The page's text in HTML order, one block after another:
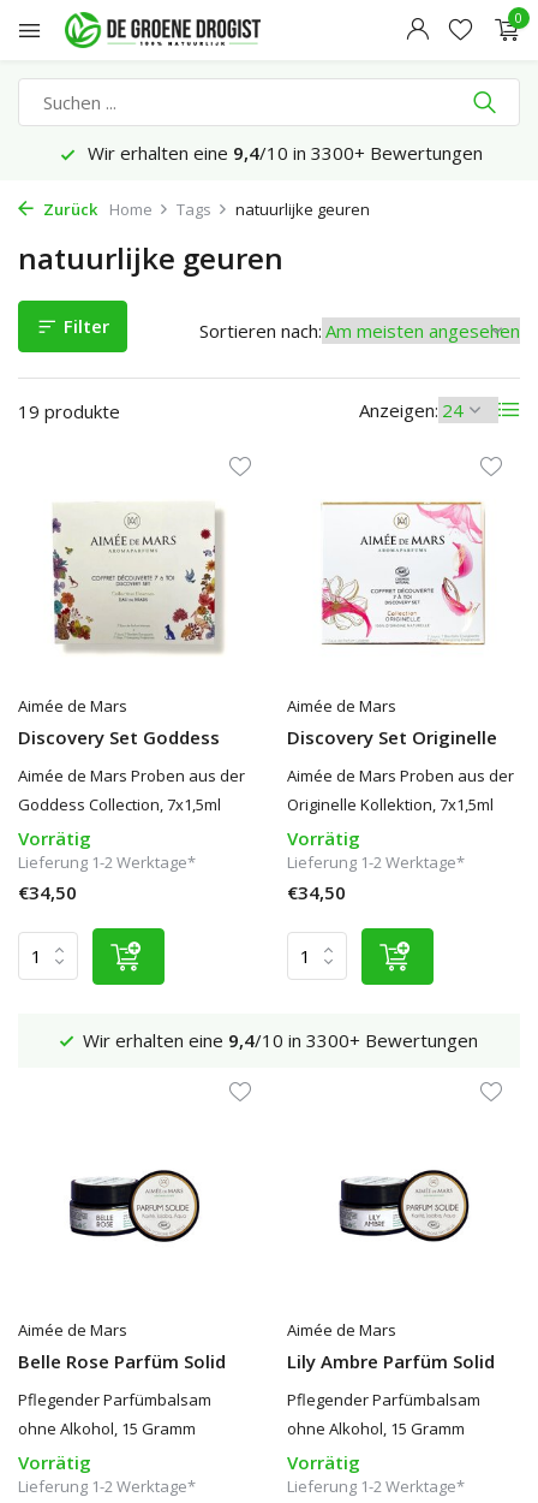
0
Wir erhalten eine 9,4/10 in 3300+ Bewertungen
Zurück Home Tags natuurlijke geuren
natuurlijke geuren
Filter
19 produkte Anzeigen:
Sortieren nach:
Aimée de Mars
Discovery Set Goddess
Aimée de Mars Proben aus der
Goddess Collection, 7x1,5ml
Vorrätig
Lieferung 1-2 Werktage*
€34,50
Aimée de Mars
Discovery Set Originelle
Aimée de Mars Proben aus der
Originelle Kollektion, 7x1,5ml
Vorrätig
Lieferung 1-2 Werktage*
€34,50
Versand €5,95 (DE) Kostenlosab €65
Aimée de Mars
Belle Rose Parfüm Solid
Pflegender Parfümbalsam
ohne Alkohol, 15 Gramm
Vorrätig
Lieferung 1-2 Werktage*
Aimée de Mars
Lily Ambre Parfüm Solid
Pflegender Parfümbalsam
ohne Alkohol, 15 Gramm
Vorrätig
Lieferung 1-2 Werktage*